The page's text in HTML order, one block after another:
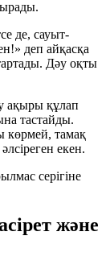
де, сауыт-
деп айқасқа
Дәу оқты
ақыры құлап
тастайды.
көрмей, тамақ
екен.
серігіне
және